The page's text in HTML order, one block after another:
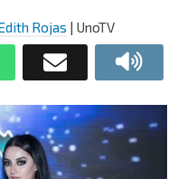
Rojas | UnoTV